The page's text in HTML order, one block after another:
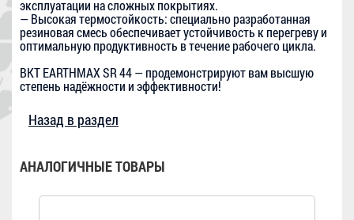
эксплуатации на сложных покрытиях.
— Высокая термостойкость: специально разработанная
резиновая смесь обеспечивает устойчивость к перегреву и
оптимальную продуктивность в течение рабочего цикла.
BKT EARTHMAX SR 44 — продемонстрируют вам высшую
степень надёжности и эффективности!
Назад в раздел
АНАЛОГИЧНЫЕ ТОВАРЫ